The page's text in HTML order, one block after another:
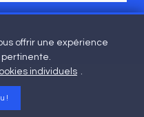
offrir une expérience
individuels .
!